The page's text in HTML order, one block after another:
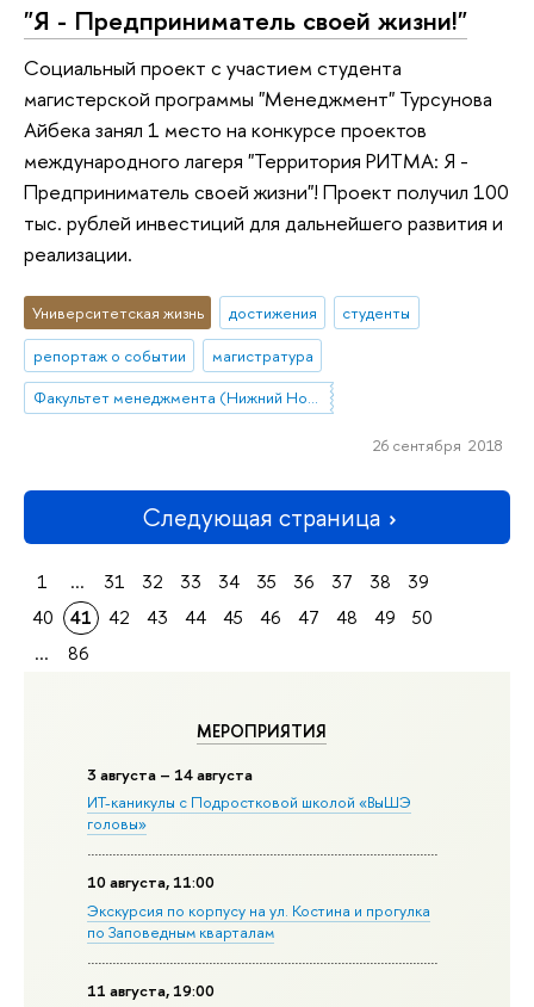
МЕРОПРИЯТИЯ
3 августа – 14 августа
ИТ-каникулы с Подростковой школой «ВыШЭ
головы»
10 августа, 11:00
Экскурсия по корпусу на ул. Костина и прогулка
по Заповедным кварталам
11 августа, 19:00
"Я - Предприниматель своей жизни!"
Социальный проект с участием студента
магистерской программы "Менеджмент" Турсунова
Айбека занял 1 место на конкурсе проектов
международного лагеря "Территория РИТМА: Я -
Предприниматель своей жизни"! Проект получил 100
тыс. рублей инвестиций для дальнейшего развития и
реализации.
Университетская жизнь достижения
студенты
репортаж о событии
магистратура
Факультет менеджмента (Нижний Новгород)
26 сентября 2018
Следующая страница
1 ... 31 32 33 34 35 36 37 38
39
40
41 42 43 44 45 46 47 48 49
50
...
86